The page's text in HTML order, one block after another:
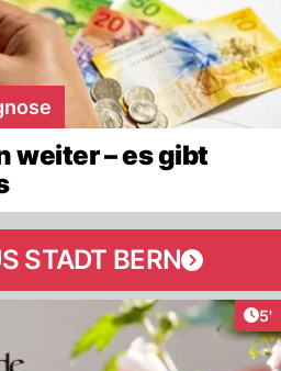
weiter – es gibt
STADT BERN
5'